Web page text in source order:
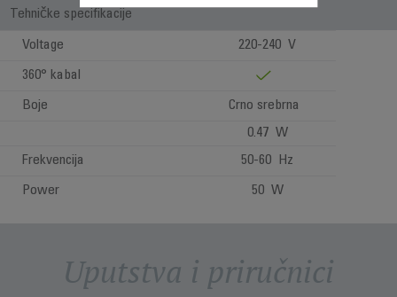
Tehničke specifikacije
Voltage 220-240 V
360° kabal
Boje
Crno srebrna
0.47 W
Frekvencija
50-60 Hz
Power 50 W
Uputstva i priručnici